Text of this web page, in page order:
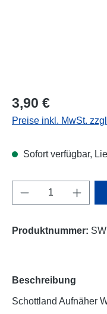
Regulärer Preis:
3,90 €
Preise inkl. MwSt.
Sofort verfügbar,
Produkt
Produktnummer:
Beschreibung
Schottland Aufnäher